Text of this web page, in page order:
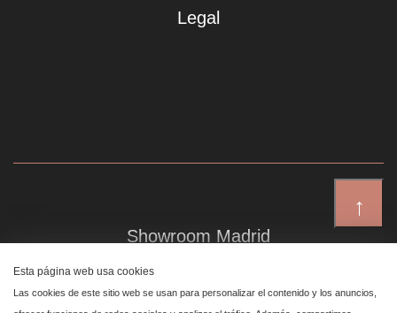
↑
Legal
Showroom Madrid
Plaza de Canalejas 6, 4 izq
Centro, 28014 Madrid
Esta página web usa cookies
Las cookies de este sitio web se usan para personalizar el contenido y los anuncios,